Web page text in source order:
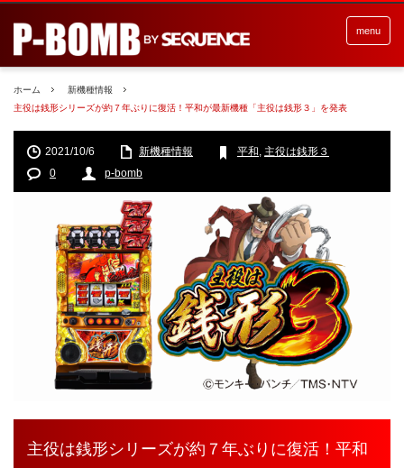
menu
ホーム
新機種情報
主役は銭形シリーズが約７年ぶりに復活！平和が最新機種「主役は銭形３」を発表
2021/10/6 新機種情報 平和, 主役は銭形３
0
p-bomb
主役は銭形シリーズが約７年ぶりに復活！平和